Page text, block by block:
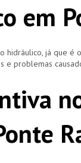
em
hidráulico, já que é
problemas